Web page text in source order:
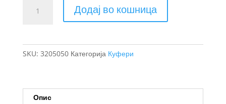
Subterra
количина
Додај во кошница
SKU: 3205050 Категорија Куфери
Опис